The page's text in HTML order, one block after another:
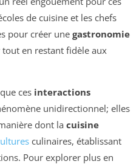
de cuisine et les chefs
pour créer une gastronomie
tout en restant fidèle aux
ces interactions
unidirectionnel; elles
dont la cuisine
culinaires, établissant
Pour explorer plus en